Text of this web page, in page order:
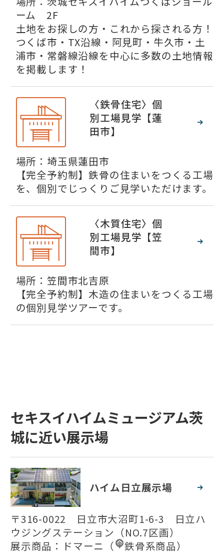
ーム 2F
土地をお探しの方・これから探される方！
つくば市・TX沿線・阿見町・牛久市・土
浦市・常磐線沿線を中心に多数の土地情報
を掲載します！
〈鉄骨住宅〉個
別工場見学【蓮
田市】
場所：埼玉県蓮田市
【完全予約制】鉄骨の住まいをつくる工場
を、個別でじっくりご見学いただけます。
〈木質住宅〉個
別工場見学【笠
間市】
場所：笠間市北吉原
【完全予約制】木造の住まいをつくる工場
の個別見学ツアーです。
セキスイハイムミュージアム茨
城に近い展示場
ハイム日立展示場
〒316-0022 日立市大沼町1-6-3 日立ハ
ウジングステーション（NO.7区画）
展示商品： ドマーニ （ 鉄骨系商品）